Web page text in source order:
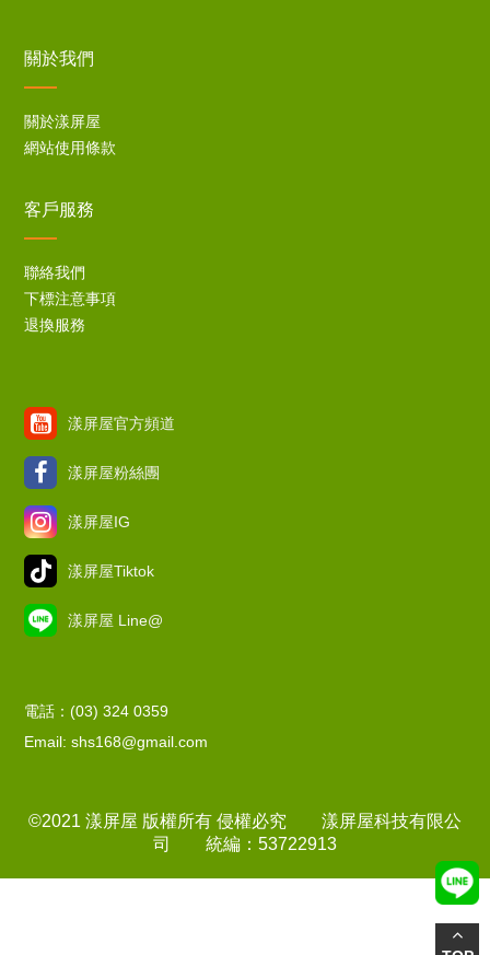
關於我們
關於漾屏屋
網站使用條款
客戶服務
聯絡我們
下標注意事項
退換服務
漾屏屋官方頻道
漾屏屋粉絲團
漾屏屋IG
漾屏屋Tiktok
漾屏屋 Line@
電話：(03) 324 0359
Email: shs168@gmail.com
©2021 漾屏屋 版權所有 侵權必究 漾屏屋科技有限公
司 統編：53722913